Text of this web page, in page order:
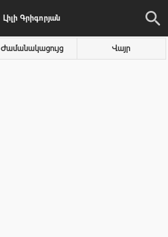
Լիլի Գրիգորյան
Ժամանակացույց Վայր